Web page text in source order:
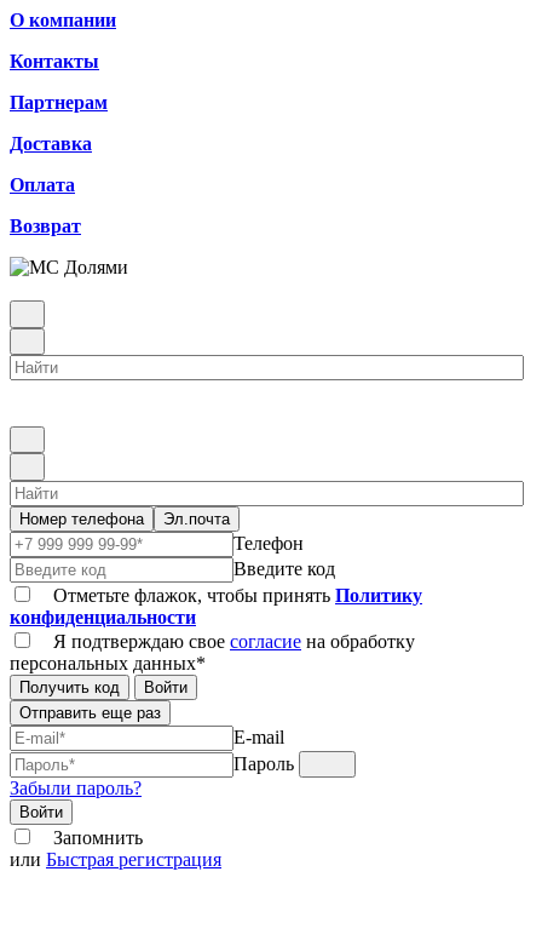
О компании
Контакты
Партнерам
Доставка
Оплата
Возврат
Номер телефона Эл.почта
Телефон
Введите код
Отметьте флажок, чтобы принять Политику
конфиденциальности
Я подтверждаю свое согласие на обработку
персональных данных*
Получить код
Войти
Отправить еще раз
E-mail
Пароль
Забыли пароль?
Войти
Запомнить
или Быстрая регистрация